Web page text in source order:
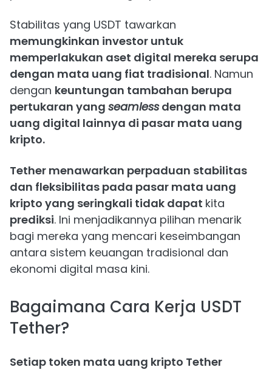
Stabilitas yang USDT tawarkan
memungkinkan investor untuk
memperlakukan aset digital mereka serupa
dengan mata uang fiat tradisional. Namun
dengan keuntungan tambahan berupa
pertukaran yang seamlessdengan mata
uang digital lainnya di pasar mata uang
kripto.
Tether menawarkan perpaduan stabilitas
dan fleksibilitas pada pasar mata uang
kripto yang seringkali tidak dapat kita
prediksi. Ini menjadikannya pilihan menarik
bagi mereka yang mencari keseimbangan
antara sistem keuangan tradisional dan
ekonomi digital masa kini.
Bagaimana Cara Kerja USDT
Tether?
Setiap token mata uang kripto Tether